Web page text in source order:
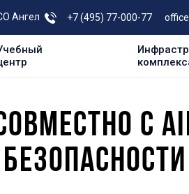
Ангел +7 (495) 77-000-77
С